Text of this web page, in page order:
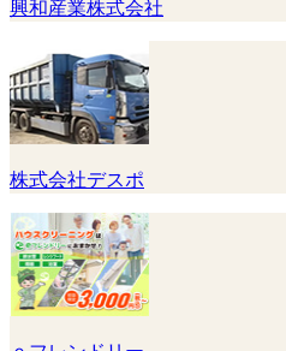
興和産業株式会社
株式会社デスポ